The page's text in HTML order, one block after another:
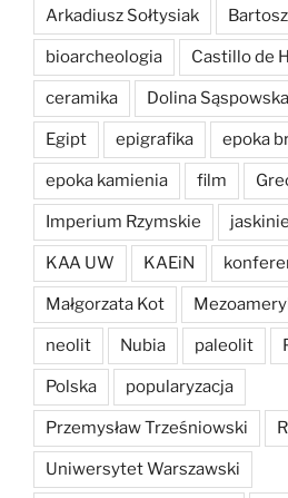
Arkadiusz Sołtysiak
bioarcheologia Castillo de
ceramika Dolina Sąspowska
Egipt epigrafika epoka
epoka kamienia film
Imperium Rzymskie jaskinie
KAA UW KAEiN
Małgorzata Kot
neolit Nubia paleolit
Polska popularyzacja
Przemysław Trześniowski
Uniwersytet Warszawski